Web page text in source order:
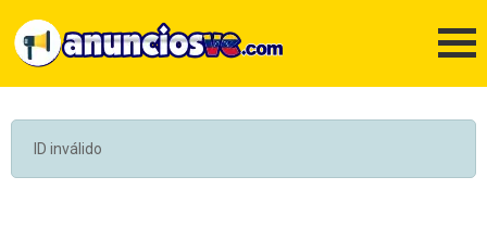
ID inválido